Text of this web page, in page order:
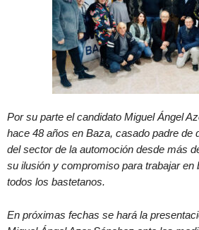
Por su parte el candidato Miguel Ángel
hace 48 años en Baza, casado padre de
del sector de la automoción desde más
su ilusión y compromiso para trabajar en
todos los bastetanos.
En próximas fechas se hará la